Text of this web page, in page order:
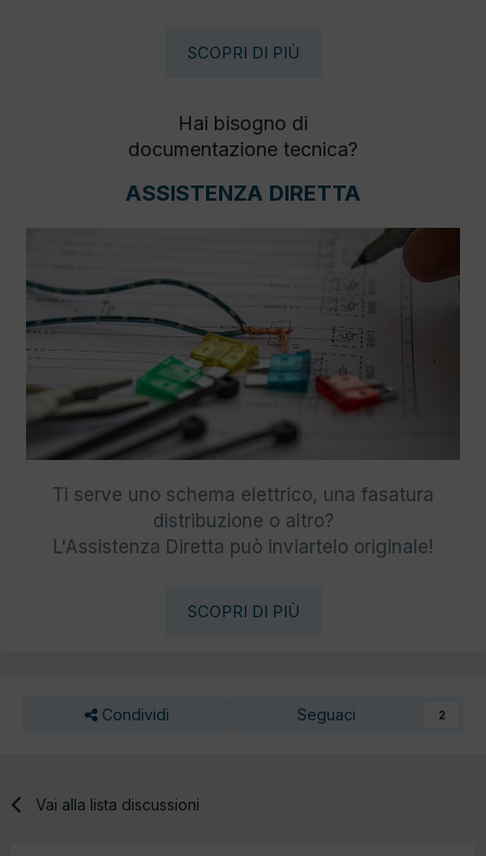
SCOPRI DI PIÙ
Hai bisogno di
documentazione tecnica?
ASSISTENZA DIRETTA
Ti serve uno schema elettrico, una fasatura
distribuzione o altro?
L'Assistenza Diretta può inviartelo originale!
SCOPRI DI PIÙ
Condividi Seguaci 2
Vai alla lista discussioni